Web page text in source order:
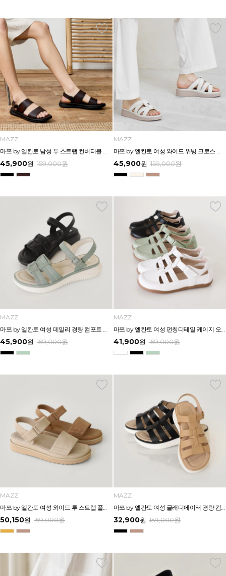
MAZZ
마쯔 by 엘칸토 남성 투 스트랩 컨버터블 샌들 2.5cm LCMW54M626
45,900원 159,000원
MAZZ
마쯔 by 엘칸토 여성 와이드 위빙 크로스 컴포트 뮬 3.5cm LCWW62M626
45,900원 159,000원
MAZZ
마쯔 by 엘칸토 여성 데일리 경량 컴포트 샌들 3.5cm LCWW10M626
45,900원 159,000원
MAZZ
마쯔 by 엘칸토 여성 펀칭디테일 케이지 오픈 슈즈 2.5cm LCWC93M613
41,900원 159,000원
MAZZ
마쯔 by 엘칸토 여성 와이드 투 스트랩 플랫폼 샌들 4cm LCWW32M626
50,150원 159,000원
MAZZ
마쯔 by 엘칸토 여성 글래디에이터 경량 컴포트 샌들 3.5cm LCWW16M626
32,900원 159,000원